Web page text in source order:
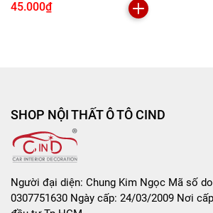
45.000₫
SHOP NỘI THẤT Ô TÔ CIND
Người đại diện: Chung Kim Ngọc Mã số
0307751630 Ngày cấp: 24/03/2009 Nơi